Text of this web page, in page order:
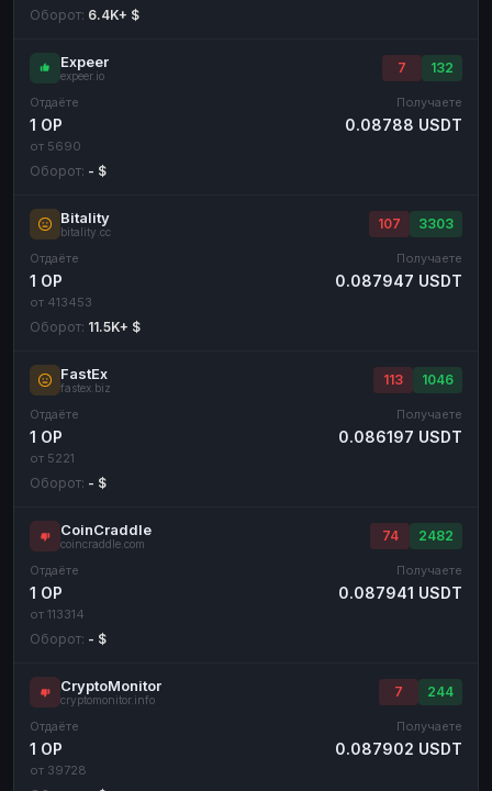
Оборот: 6.4K+ $
Expeer
expeer.io
7 132
Отдаёте
1 OP
от 5690
Получаете
0.08788 USDT
Оборот: - $
Bitality
bitality.cc
107 3303
Отдаёте
1 OP
от 413453
Получаете
0.087947 USDT
Оборот: 11.5K+ $
FastEx
fastex.biz
113 1046
Отдаёте
1 OP
от 5221
Получаете
0.086197 USDT
Оборот: - $
CoinCraddle
coincraddle.com
74 2482
Отдаёте
1 OP
от 113314
Получаете
0.087941 USDT
Оборот: - $
CryptoMonitor
cryptomonitor.info
7 244
Отдаёте
1 OP
от 39728
Получаете
0.087902 USDT